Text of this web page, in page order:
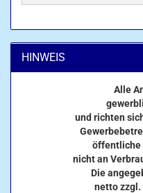
HINWEIS
Alle
und richten
öffentliche
nicht an
Die
netto zzgl.